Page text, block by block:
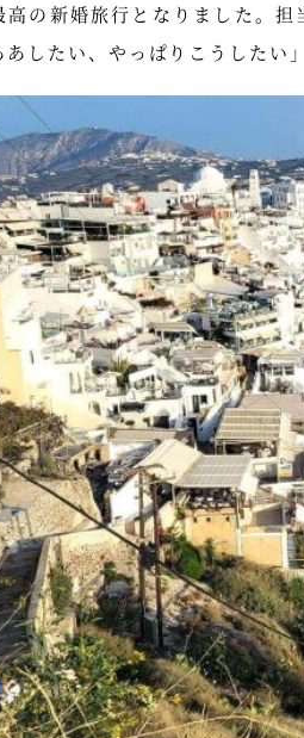
高の新婚旅行となりました。
あしたい、やっぱりこうした